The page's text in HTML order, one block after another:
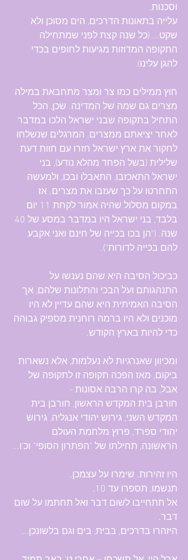
וסכנות.
עלייה בתאונות הדרכים, הים מסוכן ולא
שקט... (כל שנה קצת לפני שמתחילה
התקופה המדוזות מגיעות לחופים בכדי
להגן עלינו).
חוץ ממילים כמו צר ומצר מתחבאת במילה
מצרים גם שמה של המדינה. שכן, הכל
התחיל בתקופה שבני ישראל הלכו במדבר
לאחר יציאתם ממצרים. המרגלים שנשלחו
לחקור את ארץ ישראל חזרו עם חוות דעת
שלילית (בשל הפחד מהלא נודע), בני
ישראל התאכזבו, התאבלו ובכו, ולמעשה
התחרטו על כך שעזבו את מצרים. אז
במקום מסלול שהיה אמור לקחת 11 יום
שנה. ("הן בכו בכייה של חינם ואני אקבע
להם בכייה לדורות").
כביכול הסיבה היא שהם נענשו על
התנהגותם ועל הבכי והתלונות שלהם, אך
הסיבה האמיתית היא שהם עדיין לא היו
מוכנים ולא היו ברמה רוחנית מספיק גבוהה
כדי להיות בארץ הקודש.
ומכיוון שאנרגיות לא נעלמות, אלא נשארות
ביקום, מאז הפכה תקופה זו לתקופה של
אבל, בה קרו הרבה אסונות -
חורבן בית המקדש הראשון, חורבן בית
המקדש השני, גירוש יהודי אנגליה, גירוש
יהודי ספרד, פרוץ מלחמת העולם
הראשונה, תחילתו של "הפתרון הסופי" וכ'ו...
היו זהירות. שימרו על עצמכן.
תנשמו, תספרו עד 10.
אל תתחייבו לשום דבר ואל תחתמו על שום
דבר.
היזהרו בדרכים, בבית, בים וגם בלשונכן...